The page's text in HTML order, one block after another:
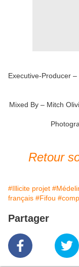
Executive-Producer
Mixed By – Mitch
Retour
#Illicite projet
français #Fifou
Partager